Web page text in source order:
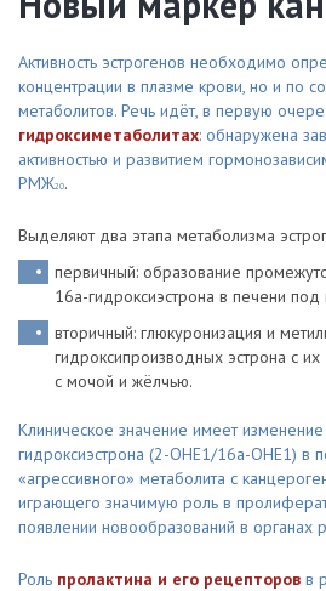
Активность эстрогенов необходимо
концентрации в плазме крови, но и по
метаболитов. Речь идёт, в первую
гидроксиметаболитах: обнаружена
активностью и развитием
РМЖ20.
Выделяют два этапа метаболизма
первичный: образование
16a-гидроксиэстрона в печени
вторичный: глюкуронизация и
гидроксипроизводных эстрона с
с мочой и жёлчью.
Клиническое значение имеет
гидроксиэстрона (2-ОНЕ1/16a-ОНЕ1) в
«агрессивного» метаболита с
играющего значимую роль в
появлении новообразований в органах
Роль пролактина и его рецепторов в